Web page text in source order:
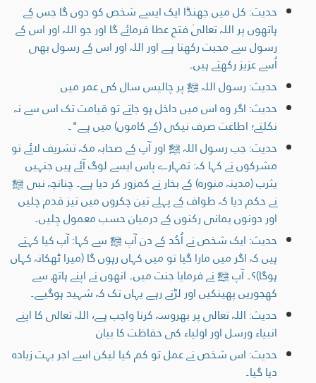
حدیث: کل میں جھنڈا ایک ایسے شخص کو دوں گا جس کے
ہاتھوں پر اللہ تعالیٰ فتح عطا فرمائے گا اور جو اللہ اور اس کے
رسول سے محبت رکھتا ہے اور اللہ اور اس کے رسول بھی
اُسے عزیز رکھتے ہیں۔
حدیث: رسول اللہ ﷺ پر چالیس سال کی عمر میں
حدیث: اگر وہ اس میں داخل ہو جاتے تو قیامت تک اس سے نہ
نکلتے؛ اطاعت صرف نیکی (کے کاموں) میں ہے"۔
حدیث: جب رسول اللہ ﷺ اور آپ کے صحابہ مکہ تشریف لائے تو
مشرکوں نے کہا کہ: تمہارے پاس ایسے لوگ آئے ہیں جنہیں
یثرب (مدینہ منورہ) کے بخار نے کمزور کر دیا ہے۔ چنانچہ نبی ﷺ
نے حکم دیا کہ طواف کے پہلے تین چکروں میں تیز قدم چلیں
اور دونوں یمانی رکنوں کے درمیان حسب معمول چلیں۔
حدیث: ایک شخص نے اُحُد کے دن آپ ﷺ سے کہا: آپ کیا کہتے
ہیں کہ اگر میں مارا گیا تو میں کہاں رہوں گا (میرا ٹھکانہ کہاں
ہوگا)؟۔ آپ ﷺ نے فرمایا جنت میں۔ انھوں نے اپنے ہاتھ سے
کھجوریں پھینکیں اور لڑتے رہے یہاں تک کہ شہید ہوگیے۔
حدیث: اللہ تعالی پر بھروسہ کرنا واجب ہے، اللہ تعالی کا اپنے
انبیاء ورسل اور اولیاء کی حفاظت کا بیان
حدیث: اس شخص نے عمل تو کم کیا لیکن اسے اجر بہت زیادہ
دیا گیا۔